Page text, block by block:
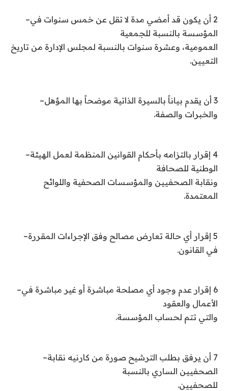
2
–أن يكون قد أمضي مدة لا تقل عن خمس سنوات في
المؤسسة بالنسبة للجمعية
العمومية، وعشرة سنوات بالنسبة لمجلس الإدارة من تاريخ
التعيين.
3
–أن يقدم بياناً بالسيرة الذاتية موضحاً بها المؤهل
والخبرات والصفة.
4
–إقرار بالتزامه بأحكام القوانين المنظمة لعمل الهيئة
الوطنية للصحافة
ونقابة الصحفيين والمؤسسات الصحفية واللوائح
المعتمدة.
5
–إقرار أي حالة تعارض مصالح وفق الإجراءات المقررة
في القانون.
6
–إقرار عدم وجود أي مصلحة مباشرة أو غير مباشرة في
الأعمال والعقود
والتي تتم لحساب المؤسسة.
7
–أن يرفق بطلب الترشيح صورة من كارنيه نقابة
الصحفيين الساري بالنسبة
للصحفيين.